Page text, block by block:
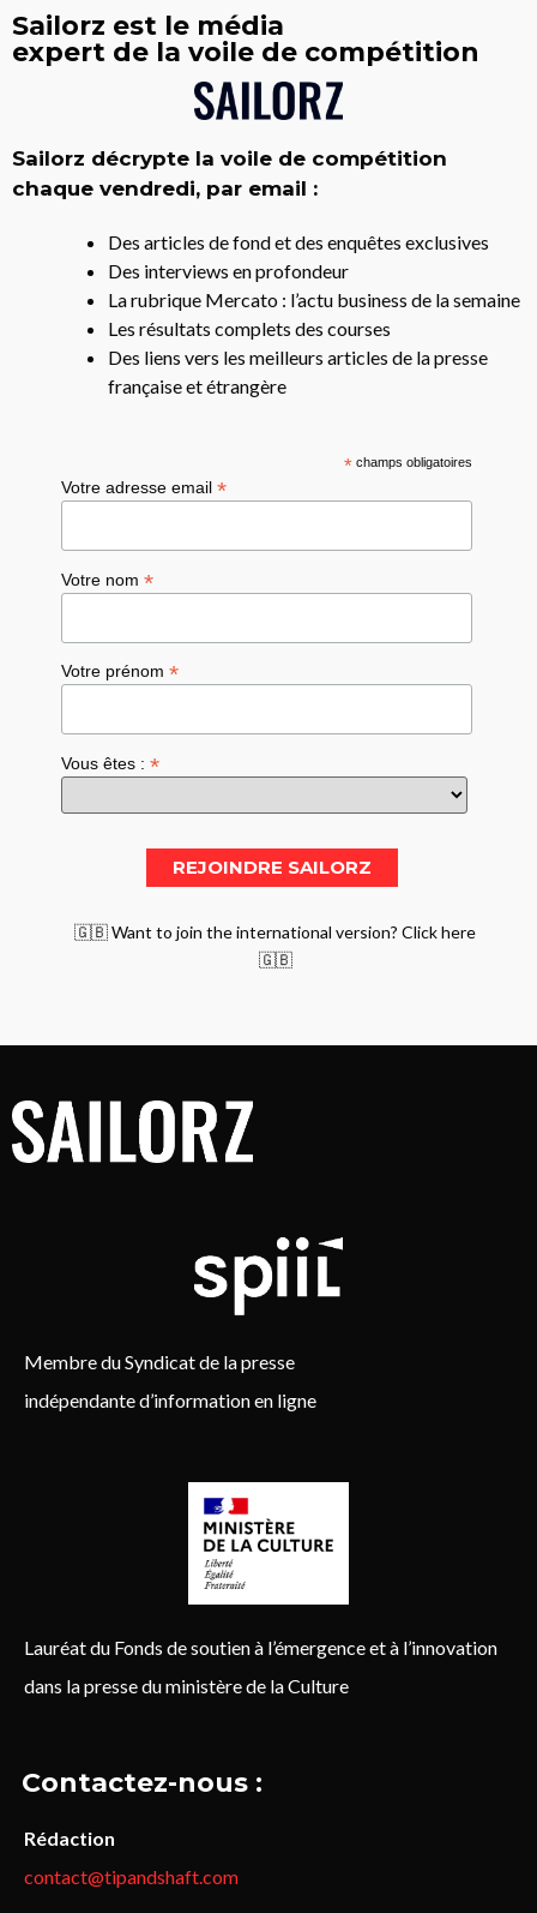
Sailorz est le média
expert de la voile de compétition
Sailorz décrypte la voile de compétition
chaque vendredi, par email :
Des articles de fond et des enquêtes exclusives
Des interviews en profondeur
La rubrique Mercato : l’actu business de la semaine
Les résultats complets des courses
Des liens vers les meilleurs articles de la presse
française et étrangère
*champs obligatoires
Votre adresse email*
Votre nom*
Votre prénom*
Vous êtes :*
🇬🇧 Want to join the international version? Click here
🇬🇧
Membre du Syndicat de la presse
indépendante d’information en ligne
Lauréat du Fonds de soutien à l’émergence et à l’innovation
dans la presse du ministère de la Culture
Contactez-nous :
Rédaction
contact@tipandshaft.com